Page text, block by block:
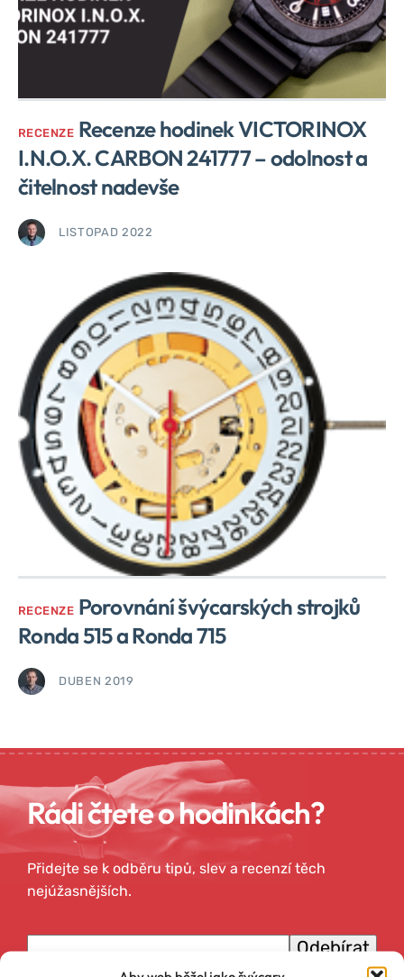
RECENZE Recenze hodinek VICTORINOX
I.N.O.X. CARBON 241777 – odolnost a
čitelnost nadevše
LISTOPAD 2022
RECENZE Porovnání švýcarských strojků
Ronda 515 a Ronda 715
DUBEN 2019
Rádi čtete o hodinkách?
Přidejte se k odběru tipů, slev a recenzí těch
nejúžasnějších.
Emailová adresa